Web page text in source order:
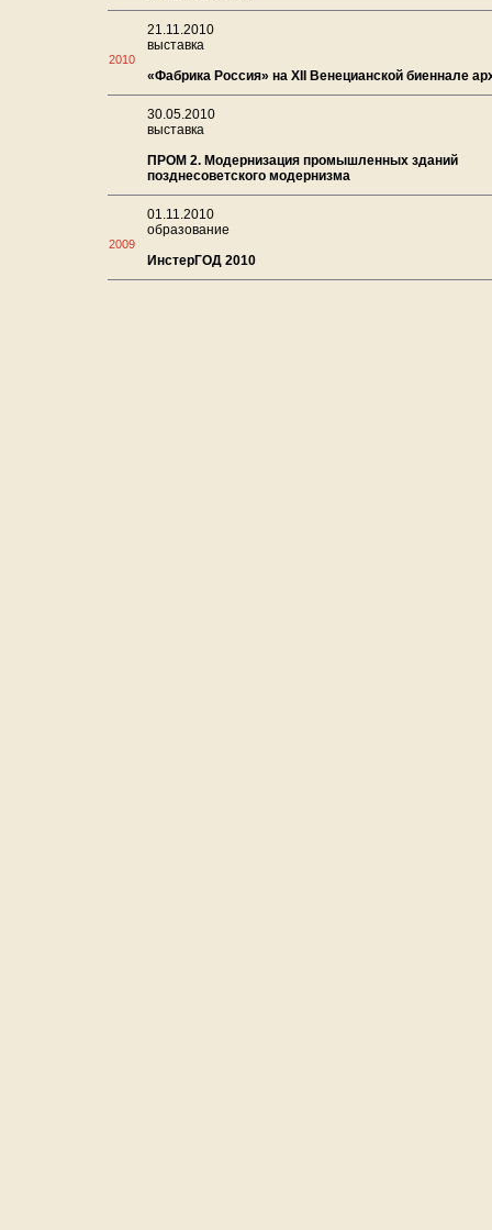
2010
21.11.2010
выставка
«Фабрика Россия» на XII Венецианской биеннале
30.05.2010
выставка
ПРОМ 2. Модернизация промышленных зданий
позднесоветского модернизма
2009
01.11.2010
образование
ИнстерГОД 2010